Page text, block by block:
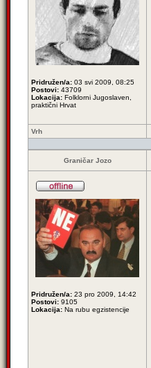
Pridružen/a: 03 svi 2009, 08:25
Postovi: 43709
Lokacija: Folklorni Jugoslaven,
praktični Hrvat
Vrh
Graničar Jozo
Pridružen/a: 23 pro 2009, 14:42
Postovi: 9105
Lokacija: Na rubu egzistencije